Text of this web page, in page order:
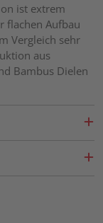
ist extrem
flachen Aufbau
Vergleich sehr
aus
Bambus Dielen